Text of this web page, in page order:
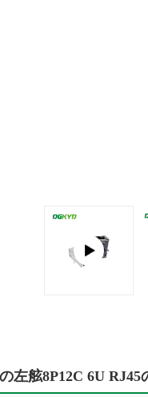
左舷8P12C 6U